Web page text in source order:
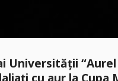
Universității “Aurel
cu aur la Cupa